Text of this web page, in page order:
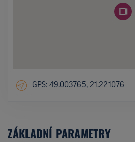
GPS: 49.003765, 21.221076
ZÁKLADNÍ PARAMETRY